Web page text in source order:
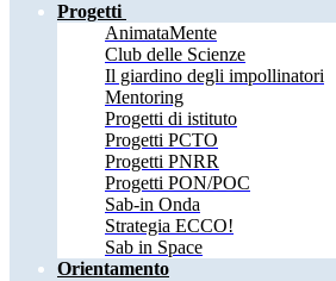
Progetti
AnimataMente
Club delle Scienze
Il giardino degli impollinatori
Mentoring
Progetti di istituto
Progetti PCTO
Progetti PNRR
Progetti PON/POC
Sab-in Onda
Strategia ECCO!
Sab in Space
Orientamento